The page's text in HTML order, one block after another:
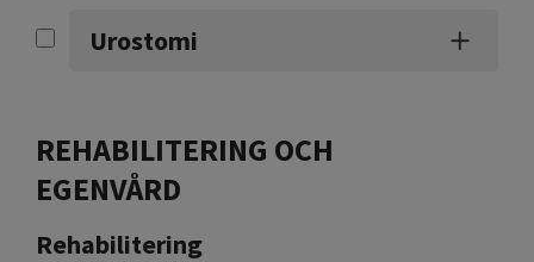
Urostomi
REHABILITERING OCH
EGENVÅRD
Rehabilitering